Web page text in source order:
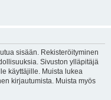
sisään. Rekisteröityminen
Sivuston ylläpitäjä
käyttäjille. Muista lukea
kirjautumista. Muista myös